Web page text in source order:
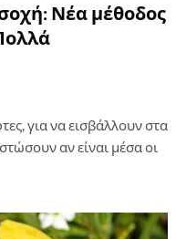
Νέα μέθοδος
για να εισβάλλουν στα
αν είναι μέσα οι